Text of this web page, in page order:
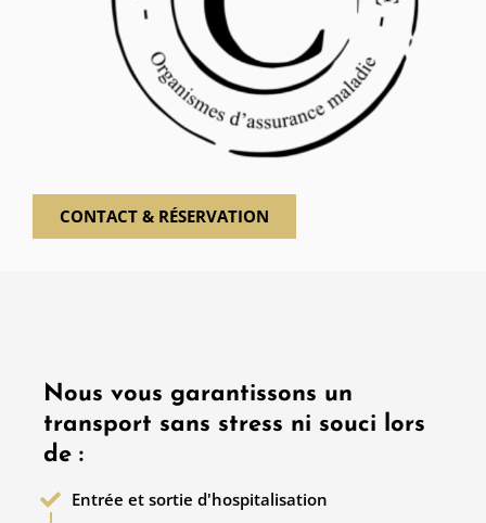
CONTACT & RÉSERVATION
Nous vous garantissons un
transport sans stress ni souci lors
de :​
Entrée et sortie d'hospitalisation